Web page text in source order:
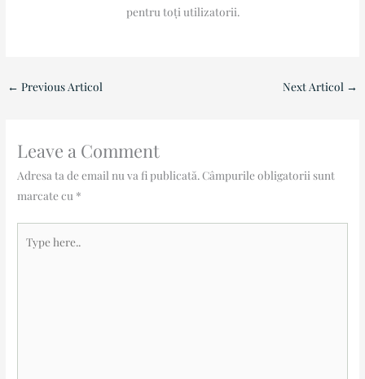
pentru toți utilizatorii.
← Previous Articol Next Articol →
Leave a Comment
Adresa ta de email nu va fi publicată. Câmpurile obligatorii sunt
marcate cu *
here..